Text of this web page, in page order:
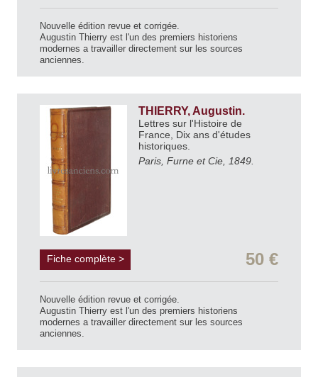
Nouvelle édition revue et corrigée.
Augustin Thierry est l'un des premiers historiens
modernes a travailler directement sur les sources
anciennes.
THIERRY, Augustin.
Lettres sur l'Histoire de
France, Dix ans d'études
historiques.
Paris, Furne et Cie, 1849.
Fiche complète > 50 €
Nouvelle édition revue et corrigée.
Augustin Thierry est l'un des premiers historiens
modernes a travailler directement sur les sources
anciennes.